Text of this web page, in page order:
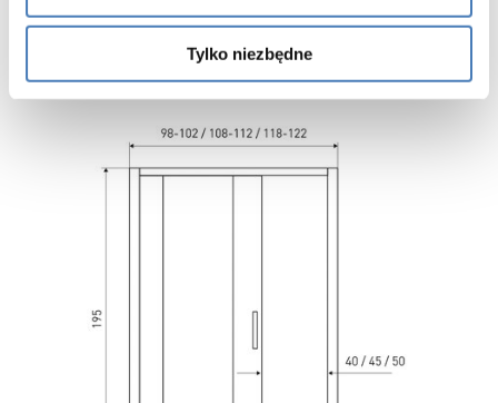
Tylko niezbędne
odpływem liniowym lub na brodziku.
Gwarancja 3 lata